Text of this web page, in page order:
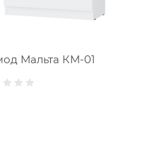
Мальта КМ-01